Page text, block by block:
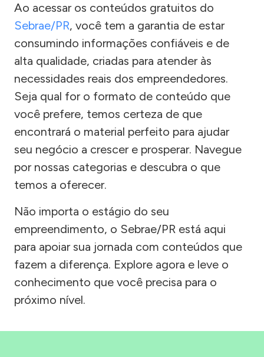
Ao acessar os conteúdos gratuitos do
Sebrae/PR, você tem a garantia de estar
consumindo informações confiáveis e de
alta qualidade, criadas para atender às
necessidades reais dos empreendedores.
Seja qual for o formato de conteúdo que
você prefere, temos certeza de que
encontrará o material perfeito para ajudar
seu negócio a crescer e prosperar. Navegue
por nossas categorias e descubra o que
temos a oferecer.
Não importa o estágio do seu
empreendimento, o Sebrae/PR está aqui
para apoiar sua jornada com conteúdos que
fazem a diferença. Explore agora e leve o
conhecimento que você precisa para o
próximo nível.